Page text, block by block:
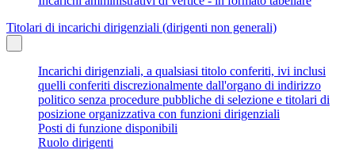
Titolari di incarichi dirigenziali (dirigenti non generali)
Incarichi dirigenziali, a qualsiasi titolo conferiti, ivi inclusi
quelli conferiti discrezionalmente dall'organo di indirizzo
politico senza procedure pubbliche di selezione e titolari di
posizione organizzativa con funzioni dirigenziali
Posti di funzione disponibili
Ruolo dirigenti